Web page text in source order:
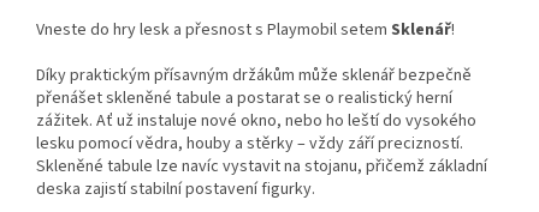
Vneste do hry lesk a přesnost s Playmobil setem Sklenář!
Díky praktickým přísavným držákům může sklenář bezpečně
přenášet skleněné tabule a postarat se o realistický herní
zážitek. Ať už instaluje nové okno, nebo ho leští do vysokého
lesku pomocí vědra, houby a stěrky – vždy září precizností.
Skleněné tabule lze navíc vystavit na stojanu, přičemž základní
deska zajistí stabilní postavení figurky.